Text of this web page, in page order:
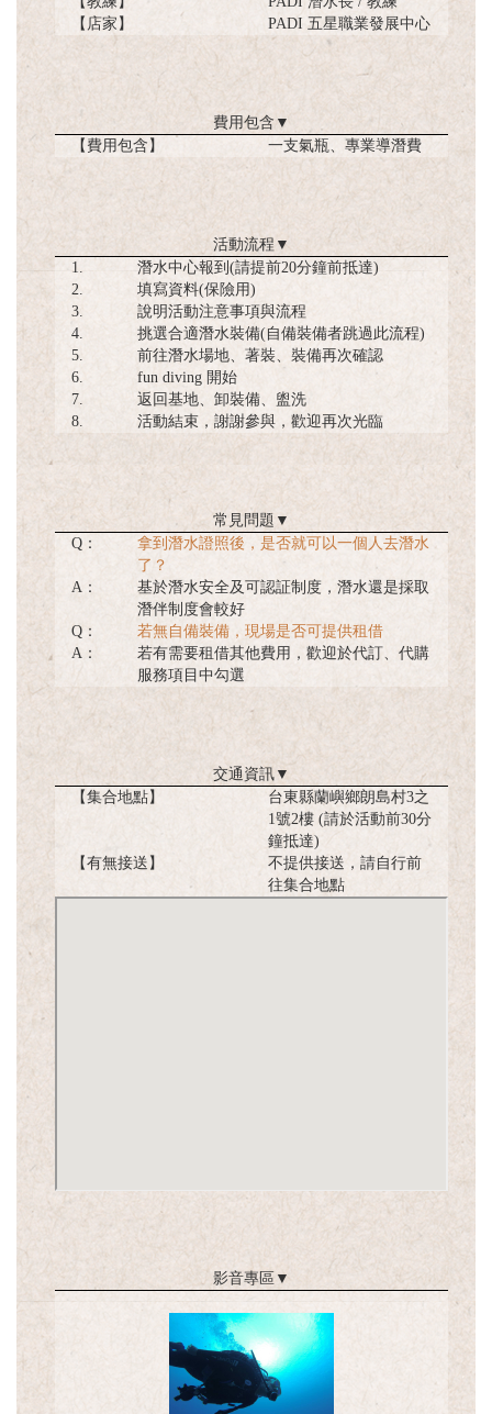
【店家】
PADI 五星職業發展中心
費用包含 ▼
【費用包含】
一支氣瓶、專業導潛費
活動流程 ▼
1.
潛水中心報到(請提前20分鐘前抵達)
2.
填寫資料(保險用)
3.
說明活動注意事項與流程
4.
挑選合適潛水裝備(自備裝備者跳過此流程)
5.
前往潛水場地、著裝、裝備再次確認
6.
fun diving 開始
7.
返回基地、卸裝備、盥洗
8.
活動結束，謝謝參與，歡迎再次光臨
常見問題 ▼
Q：
拿到潛水證照後，是否就可以一個人去潛水
了？
A：
基於潛水安全及可認証制度，潛水還是採取
潛伴制度會較好
Q：
若無自備裝備，現場是否可提供租借
A：
若有需要租借其他費用，歡迎於代訂、代購
服務項目中勾選
交通資訊 ▼
【集合地點】
台東縣蘭嶼鄉朗島村3之
1號2樓 (請於活動前30分
鐘抵達)
【有無接送】
不提供接送，請自行前
往集合地點
影音專區 ▼